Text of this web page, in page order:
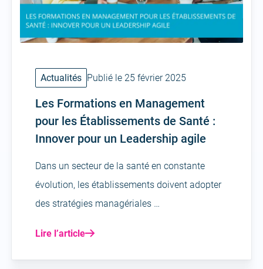
Actualités Publié le 25 février 2025
Les Formations en Management
pour les Établissements de Santé :
Innover pour un Leadership agile
Dans un secteur de la santé en constante
évolution, les établissements doivent adopter
des stratégies managériales …
Lire l’article